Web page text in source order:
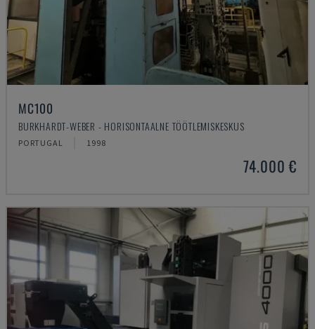
MC100
BURKHARDT-WEBER - HORISONTAALNE TÖÖTLEMISKESKUS
PORTUGAL 1998
74.000 €